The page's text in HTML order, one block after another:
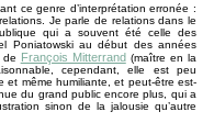
ce genre d’interprétation erronée :
Je parle de relations dans le
qui a souvent été celle des
Poniatowski au début des années
de François Mitterrand (maître en la
cependant, elle est peu
et même humiliante, et peut-être est-
du grand public encore plus, qui a
sinon de la jalousie qu’autre